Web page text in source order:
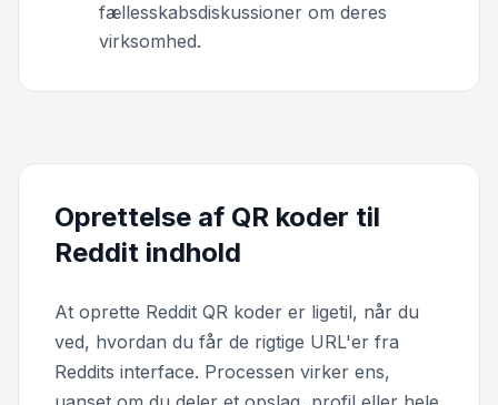
fællesskabsdiskussioner om deres
virksomhed.
Oprettelse af QR koder til
Reddit indhold
At oprette Reddit QR koder er ligetil, når du
ved, hvordan du får de rigtige URL'er fra
Reddits interface. Processen virker ens,